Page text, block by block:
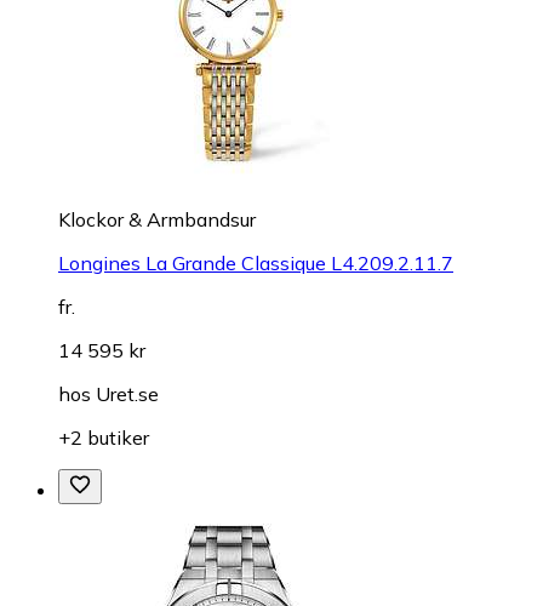
Klockor & Armbandsur
Longines La Grande Classique L4.209.2.11.7
fr.
14 595 kr
hos Uret.se
+2 butiker